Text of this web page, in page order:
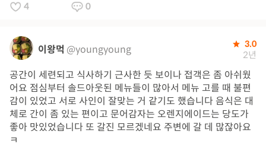
4 0
이왕먹 @youngyoung 3.0
2년
공간이 세련되고 식사하기 근사한 듯 보이나 접객은 좀 아쉬웠
어요 점심부터 솔드아웃된 메뉴들이 많아서 메뉴 고를 때 불편
감이 있었고 서로 사인이 잘맞는 거 같기도 했습니다 음식은 대
체로 간이 좀 있는 편이고 문어감자는 오렌지에이드는 당도가
좋아 맛있었습니다 또 갈진 모르겠네요 주변에 갈 데 많잖아요
ㅋ